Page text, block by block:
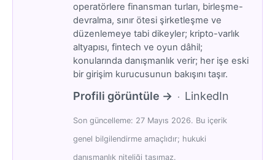
operatörlere finansman turları, birleşme-
devralma, sınır ötesi şirketleşme ve
düzenlemeye tabi dikeyler; kripto-varlık
altyapısı, fintech ve oyun dâhil;
konularında danışmanlık verir; her işe eski
bir girişim kurucusunun bakışını taşır.
Profili görüntüle → · LinkedIn
Son güncelleme: 27 Mayıs 2026. Bu içerik
genel bilgilendirme amaçlıdır; hukuki
danışmanlık niteliği taşımaz.